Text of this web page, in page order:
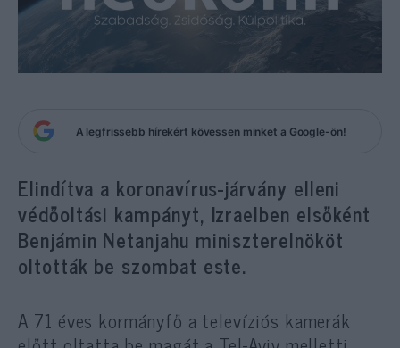
A legfrissebb hírekért kövessen minket a Google-ön!
Elindítva a koronavírus-járvány elleni
védőoltási kampányt, Izraelben elsőként
Benjámin Netanjahu miniszterelnököt
oltották be szombat este.
A 71 éves kormányfő a televíziós kamerák